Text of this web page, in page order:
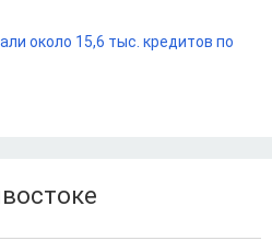
около 15,6 тыс. кредитов по